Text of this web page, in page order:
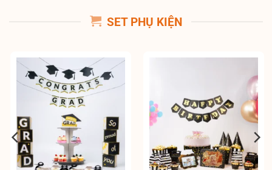
SET PHỤ KIỆN